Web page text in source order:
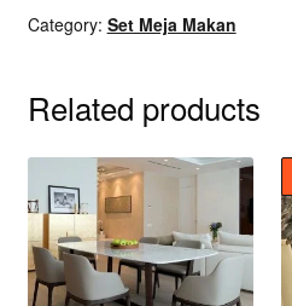
Kaki
quantity
Category: Set Meja Makan
Related products